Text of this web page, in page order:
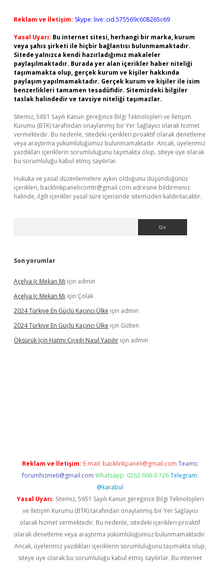
Reklam ve İletişim: Skype: live:.cid.575569c608265c69
Yasal Uyarı: Bu internet sitesi, herhangi bir marka, kurum
veya şahıs şirketi ile hiçbir bağlantısı bulunmamaktadır.
Sitede yalnızca kendi hazırladığımız makaleler
paylaşılmaktadır. Burada yer alan içerikler haber niteliği
taşımamakta olup, gerçek kurum ve kişiler hakkında
paylaşım yapılmamaktadır. Gerçek kurum ve kişiler ile isim
benzerlikleri tamamen tesadüfidir. Sitemizdeki bilgiler
taslak halindedir ve tavsiye niteliği taşımazlar.
Sitemiz, 5651 Sayılı Kanun gereğince Bilgi Teknolojileri ve İletişim
Kurumu (BTK) tarafından onaylanmış bir Yer Sağlayıcı olarak hizmet
vermektedir. Bu nedenle, sitedeki içerikleri proaktif olarak denetleme
veya araştırma yükümlülüğümüz bulunmamaktadır. Ancak, üyelerimiz
yazdıkları içeriklerin sorumluluğunu taşımakta olup, siteye üye olarak
bu sorumluluğu kabul etmiş sayılırlar.
Hukuka ve yasal düzenlemelere aykırı olduğunu düşündüğünüz
içerikleri, backlinkpanelicomtr@gmail.com adresine bildirmeniz
halinde, ilgili içerikler yasal süre içerisinde sitemizden kaldırılacaktır.
Son yorumlar
Açelya Iç Mekan Mı için admin
Açelya Iç Mekan Mı için Çolak
2024 Türkiye En Güçlü Kaçıncı Ülke için admin
2024 Türkiye En Güçlü Kaçıncı Ülke için Gülten
Öksürük Için Hatmi Çiçeği Nasıl Yapılır için admin
Reklam ve İletişim: E-mail: backlinkpaneli@gmail.com Teams:
forumhizmeti@gmail.com Whatsapp: 0262 606 0 726 Telegram:
@karabul
Yasal Uyarı: Sitemiz, 5651 Sayılı Kanun gereğince Bilgi Teknolojileri
ve İletişim Kurumu (BTK) tarafından onaylanmış bir Yer Sağlayıcı
olarak hizmet vermektedir. Bu nedenle, sitedeki içerikleri proaktif
olarak denetleme veya araştırma yükümlülüğümüz bulunmamaktadır.
Ancak, üyelerimiz yazdıkları içeriklerin sorumluluğunu taşımakta olup,
siteye üye olarak bu sorumluluğu kabul etmiş sayılırlar. Bu internet